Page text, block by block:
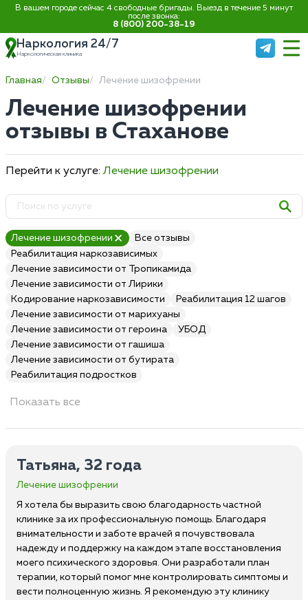
В вашем городе сейчас 4 свободные бригады. Выезд в течение 5 минут
после звонка:
8 (800) 200-38-19
Наркология 24/7
Наркологическая клиника
Главная Отзывы Лечение шизофрении
Лечение шизофрении
отзывы в Стаханове
Перейти к услуге:Лечение шизофрении
Лечение шизофрении
Все отзывы
Реабилитация наркозависимых
Лечение зависимости от Тропикамида
Лечение зависимости от Лирики
Кодирование наркозависимости
Реабилитация 12 шагов
Лечение зависимости от марихуаны
Лечение зависимости от героина
УБОД
Лечение зависимости от гашиша
Лечение зависимости от бутирата
Реабилитация подростков
Показать все
Татьяна, 32 года
Лечение шизофрении
Я хотела бы выразить свою благодарность частной
клинике за их профессиональную помощь. Благодаря
внимательности и заботе врачей я почувствовала
надежду и поддержку на каждом этапе восстановления
моего психического здоровья. Они разработали план
терапии, который помог мне контролировать симптомы и
вести полноценную жизнь. Я рекомендую эту клинику